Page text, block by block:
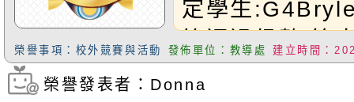
定學生
笛通過級數:第
Brylee小朋友~
榮譽事項：校外競賽與活動 發佈單位：教導處 建立時間：
瀏覽次數：319
榮譽發表者：Donna